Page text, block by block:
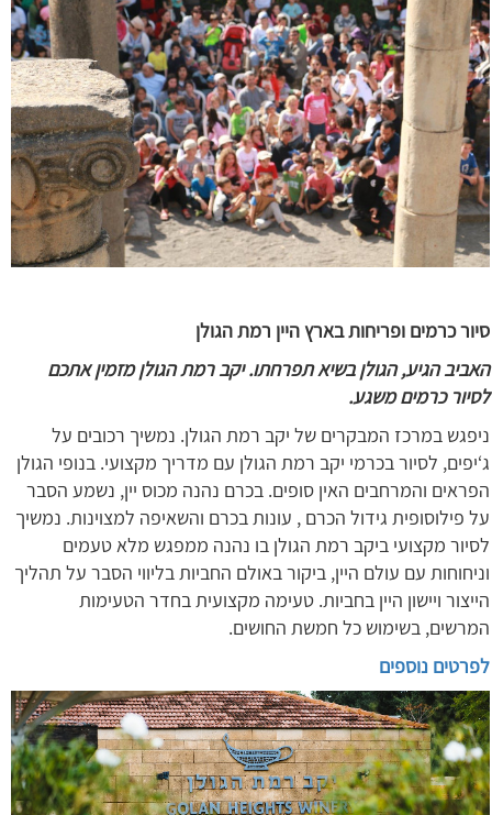
סיור כרמים ופריחות בארץ היין רמת הגולן
האביב הגיע, הגולן בשיא תפרחתו. יקב רמת הגולן מזמין אתכם
לסיור כרמים משגע.
ניפגש במרכז המבקרים של יקב רמת הגולן. נמשיך רכובים על
ג‘יפים, לסיור בכרמי יקב רמת הגולן עם מדריך מקצועי. בנופי הגולן
הפראים והמרחבים האין סופים. בכרם נהנה מכוס יין, נשמע הסבר
על פילוסופית גידול הכרם , עונות בכרם והשאיפה למצוינות. נמשיך
לסיור מקצועי ביקב רמת הגולן בו נהנה ממפגש מלא טעמים
וניחוחות עם עולם היין, ביקור באולם החביות בליווי הסבר על תהליך
הייצור ויישון היין בחביות. טעימה מקצועית בחדר הטעימות
המרשים, בשימוש כל חמשת החושים.
לפרטים נוספים